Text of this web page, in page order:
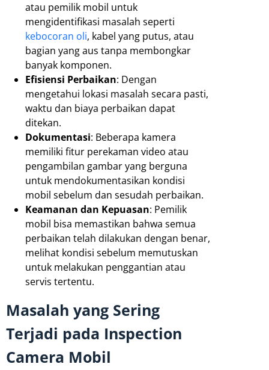
atau pemilik mobil untuk
mengidentifikasi masalah seperti
kebocoran oli, kabel yang putus, atau
bagian yang aus tanpa membongkar
banyak komponen.
Efisiensi Perbaikan: Dengan
mengetahui lokasi masalah secara pasti,
waktu dan biaya perbaikan dapat
ditekan.
Dokumentasi: Beberapa kamera
memiliki fitur perekaman video atau
pengambilan gambar yang berguna
untuk mendokumentasikan kondisi
mobil sebelum dan sesudah perbaikan.
Keamanan dan Kepuasan: Pemilik
mobil bisa memastikan bahwa semua
perbaikan telah dilakukan dengan benar,
melihat kondisi sebelum memutuskan
untuk melakukan penggantian atau
servis tertentu.
Masalah yang Sering
Terjadi pada Inspection
Camera Mobil